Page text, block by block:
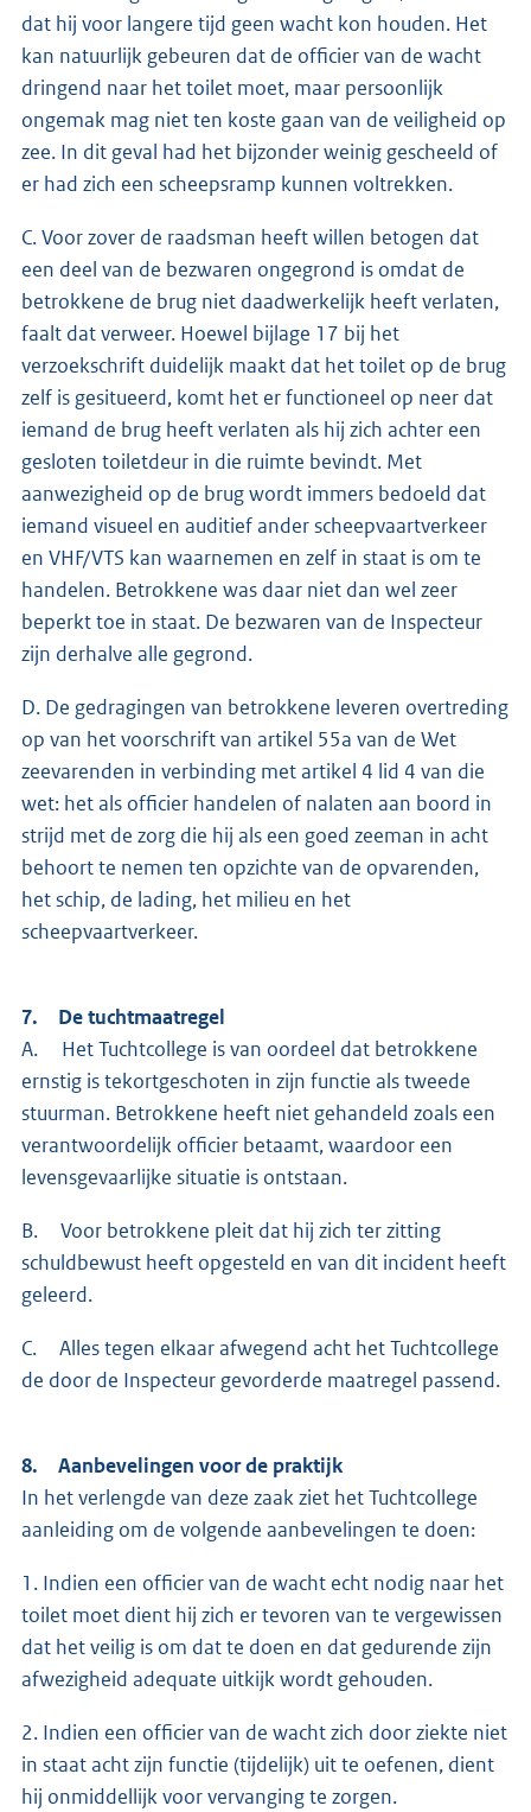
dat hij voor langere tijd geen wacht kon houden. Het
kan natuurlijk gebeuren dat de officier van de wacht
dringend naar het toilet moet, maar persoonlijk
ongemak mag niet ten koste gaan van de veiligheid op
zee. In dit geval had het bijzonder weinig gescheeld of
er had zich een scheepsramp kunnen voltrekken.
C. Voor zover de raadsman heeft willen betogen dat
een deel van de bezwaren ongegrond is omdat de
betrokkene de brug niet daadwerkelijk heeft verlaten,
faalt dat verweer. Hoewel bijlage 17 bij het
verzoekschrift duidelijk maakt dat het toilet op de brug
zelf is gesitueerd, komt het er functioneel op neer dat
iemand de brug heeft verlaten als hij zich achter een
gesloten toiletdeur in die ruimte bevindt. Met
aanwezigheid op de brug wordt immers bedoeld dat
iemand visueel en auditief ander scheepvaartverkeer
en VHF/VTS kan waarnemen en zelf in staat is om te
handelen. Betrokkene was daar niet dan wel zeer
beperkt toe in staat. De bezwaren van de Inspecteur
zijn derhalve alle gegrond.
D. De gedragingen van betrokkene leveren overtreding
op van het voorschrift van artikel 55a van de Wet
zeevarenden in verbinding met artikel 4 lid 4 van die
wet: het als officier handelen of nalaten aan boord in
strijd met de zorg die hij als een goed zeeman in acht
behoort te nemen ten opzichte van de opvarenden,
het schip, de lading, het milieu en het
scheepvaartverkeer.
7. De tuchtmaatregel
A. Het Tuchtcollege is van oordeel dat betrokkene
ernstig is tekortgeschoten in zijn functie als tweede
stuurman. Betrokkene heeft niet gehandeld zoals een
verantwoordelijk officier betaamt, waardoor een
levensgevaarlijke situatie is ontstaan.
B. Voor betrokkene pleit dat hij zich ter zitting
schuldbewust heeft opgesteld en van dit incident heeft
geleerd.
C. Alles tegen elkaar afwegend acht het Tuchtcollege
de door de Inspecteur gevorderde maatregel passend.
8. Aanbevelingen voor de praktijk
In het verlengde van deze zaak ziet het Tuchtcollege
aanleiding om de volgende aanbevelingen te doen:
1. Indien een officier van de wacht echt nodig naar het
toilet moet dient hij zich er tevoren van te vergewissen
dat het veilig is om dat te doen en dat gedurende zijn
afwezigheid adequate uitkijk wordt gehouden.
2. Indien een officier van de wacht zich door ziekte niet
in staat acht zijn functie (tijdelijk) uit te oefenen, dient
hij onmiddellijk voor vervanging te zorgen.